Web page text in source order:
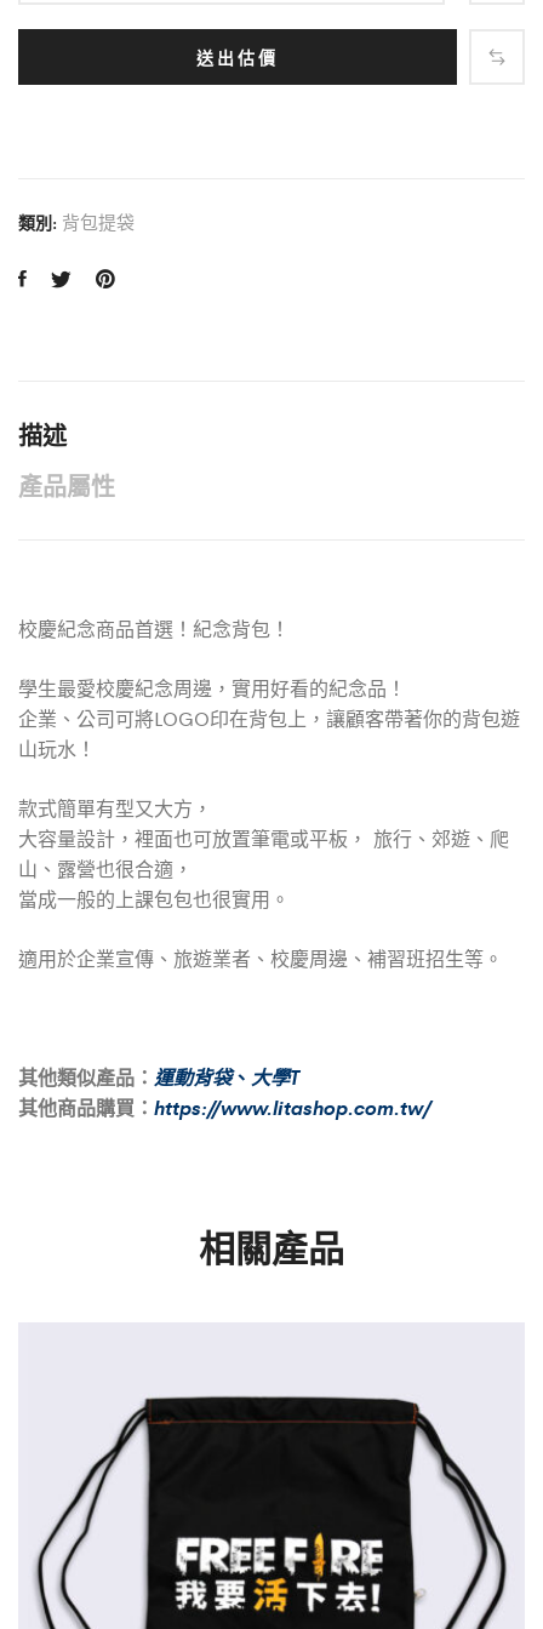
送出估價
類別: 背包提袋
描述
產品屬性
校慶紀念商品首選！紀念背包！
學生最愛校慶紀念周邊，實用好看的紀念品！
企業、公司可將LOGO印在背包上，讓顧客帶著你的背包遊
山玩水！
款式簡單有型又大方，
大容量設計，裡面也可放置筆電或平板， 旅行、郊遊、爬
山、露營也很合適，
當成一般的上課包包也很實用。
適用於企業宣傳、旅遊業者、校慶周邊、補習班招生等。
其他類似產品： 運動背袋、 大學T
其他商品購買： https://www.litashop.com.tw/
相關產品